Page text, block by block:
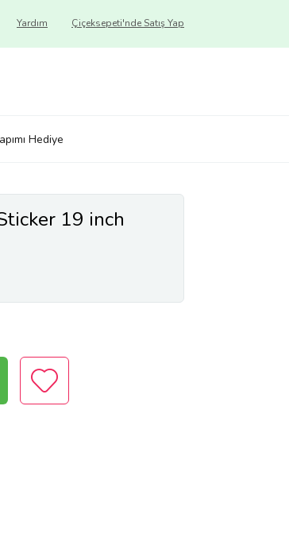
Çiçeksepeti'nde Satış Yap
Yardım
Hediye
19 inch